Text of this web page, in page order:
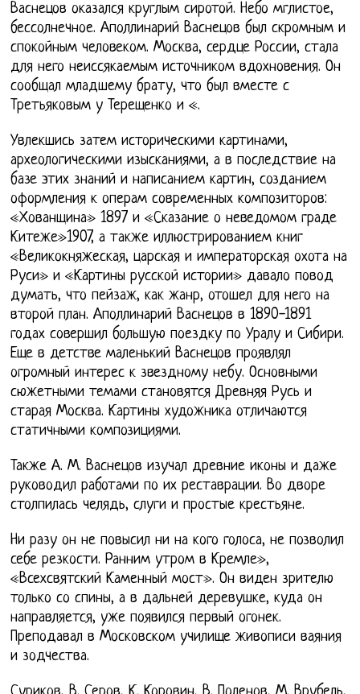
Васнецов оказался круглым сиротой. Небо мглистое,
бессолнечное. Аполлинарий Васнецов был скромным и
спокойным человеком. Москва, сердце России, стала
для него неиссякаемым источником вдохновения. Он
сообщал младшему брату, что был вместе с
Третьяковым у Терещенко и «.
Увлекшись затем историческими картинами,
археологическими изысканиями, а в последствие на
базе этих знаний и написанием картин, созданием
оформления к операм современных композиторов:
«Хованщина» 1897 и «Сказание о неведомом граде
Китеже»1907, а также иллюстрированием книг
«Великокняжеская, царская и императорская охота на
Руси» и «Картины русской истории» давало повод
думать, что пейзаж, как жанр, отошел для него на
второй план. Аполлинарий Васнецов в 1890-1891
годах совершил большую поездку по Уралу и Сибири.
Еще в детстве маленький Васнецов проявлял
огромный интерес к звездному небу. Основными
сюжетными темами становятся Древняя Русь и
старая Москва. Картины художника отличаются
статичными композициями.
Также А. М. Васнецов изучал древние иконы и даже
руководил работами по их реставрации. Во дворе
столпилась челядь, слуги и простые крестьяне.
Ни разу он не повысил ни на кого голоса, не позволил
себе резкости. Ранним утром в Кремле»,
«Всехсвятский Каменный мост». Он виден зрителю
только со спины, а в дальней деревушке, куда он
направляется, уже появился первый огонек.
Преподавал в Московском училище живописи ваяния
и зодчества.